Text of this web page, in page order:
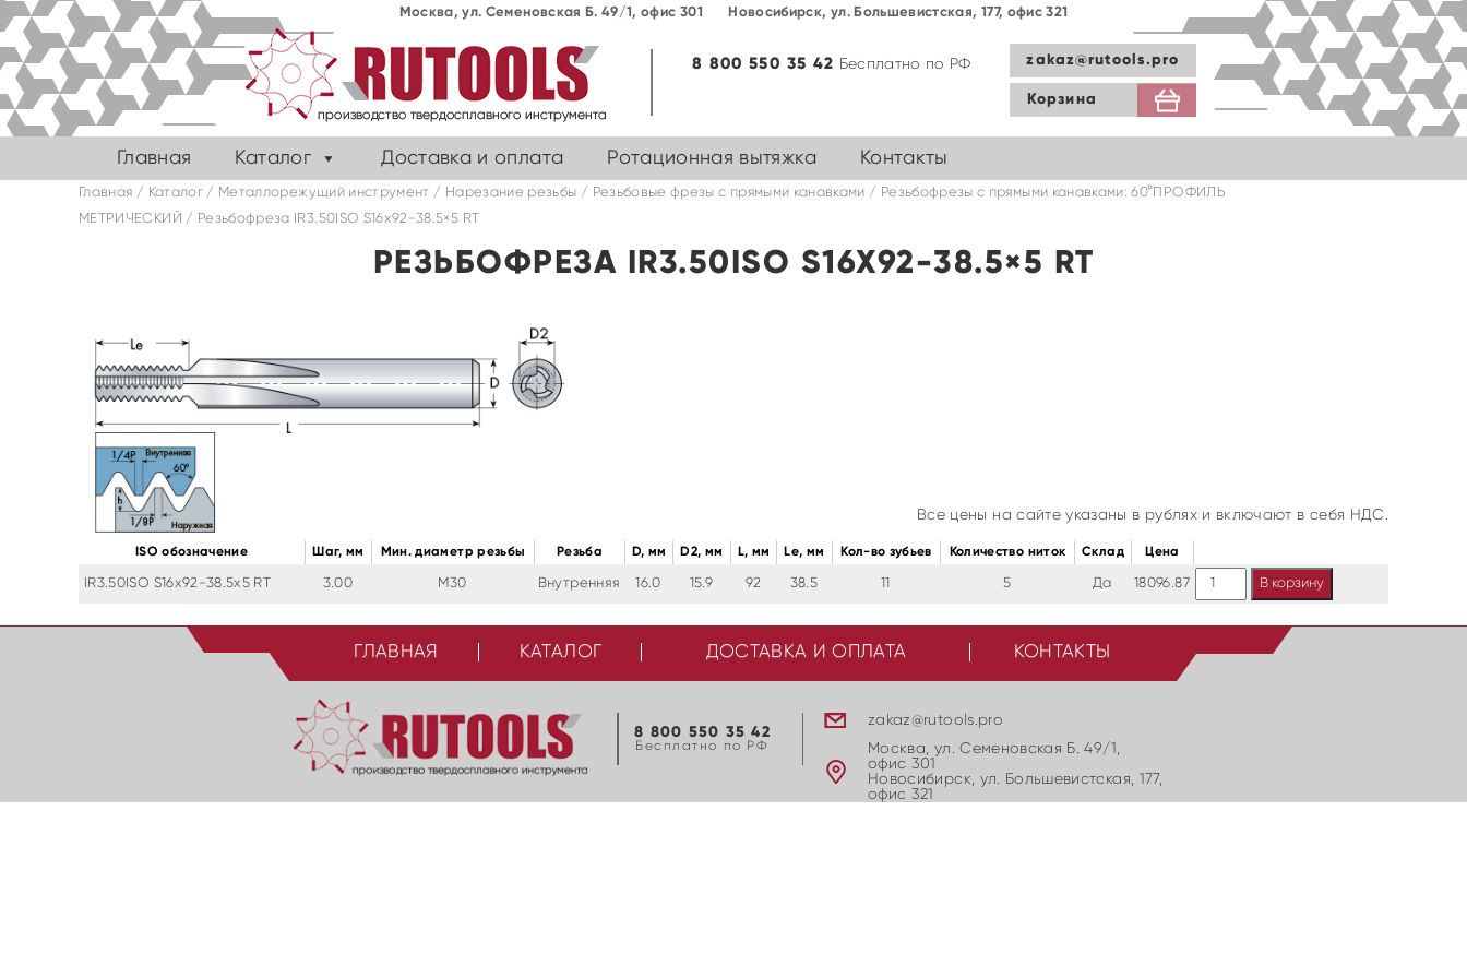
Москва, ул. Семеновская Б. 49/1, офис 301 Новосибирск, ул. Большевиcтская, 177, офис 321
zakaz@rutools.pro
Корзина
8 800 550 35 42 Бесплатно по РФ
Главная Каталог Доставка и оплата Ротационная вытяжка Контакты
Главная / Каталог/ Металлорежущий инструмент / Нарезание резьбы / Резьбовые фрезы с прямыми канавками / Резьбофрезы с прямыми канавками: 60°ПРОФИЛЬ
МЕТРИЧЕСКИЙ / Резьбофреза IR3.50ISO S16x92-38.5×5 RT
РЕЗЬБОФРЕЗА IR3.50ISO S16X92-38.5×5 RT
Все цены на сайте указаны в рублях и включают в себя НДС.
ISO обозначение Шаг, мм Мин. диаметр резьбы Резьба D, мм D2, мм L, мм Le, мм Кол-во зубьев Количество ниток Cклад Цена
IR3.50ISO S16x92-38.5x5 RT 3.00 M30 Внутренняя 16.0 15.9 92 38.5 11 5 Да 18096.87 КоличествоВ корзину
ГЛАВНАЯ КАТАЛОГ ДОСТАВКА И ОПЛАТА КОНТАКТЫ
8 800 550 35 42
Бесплатно по РФ
zakaz@rutools.pro
Москва, ул. Семеновская Б. 49/1,
офис 301
Новосибирск, ул. Большевиcтская, 177,
офис 321